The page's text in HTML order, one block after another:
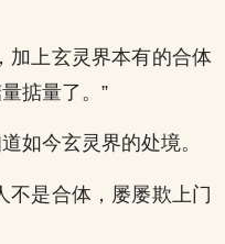
加上玄灵界本有的合体
掂量了。”
如今玄灵界的处境。
不是合体，屡屡欺上门